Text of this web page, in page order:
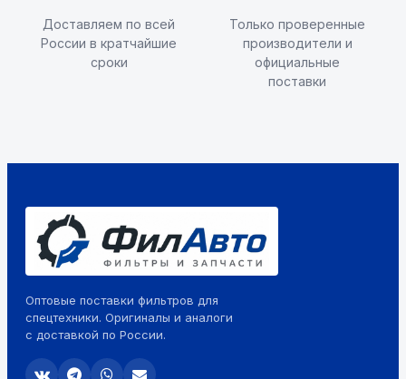
Доставляем по всей
России в кратчайшие
сроки
Только проверенные
производители и
официальные
поставки
Оптовые поставки фильтров для
спецтехники. Оригиналы и аналоги
с доставкой по России.